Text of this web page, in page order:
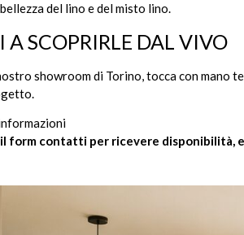
del lino e del misto lino.
A SCOPRIRLE DAL VIVO
showroom di Torino, tocca con mano
il form contatti per ricevere disponibilità,